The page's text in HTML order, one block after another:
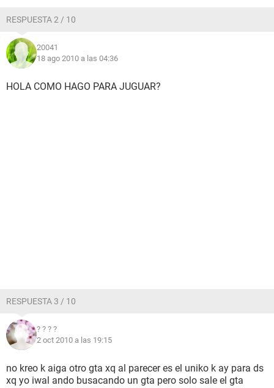
RESPUESTA 2 / 10
20041
18 ago 2010 a las 04:36
HOLA COMO HAGO PARA JUGUAR?
RESPUESTA 3 / 10
? ? ? ?
2 oct 2010 a las 19:15
no kreo k aiga otro gta xq al parecer es el uniko k ay para ds
xq yo iwal ando busacando un gta pero solo sale el gta